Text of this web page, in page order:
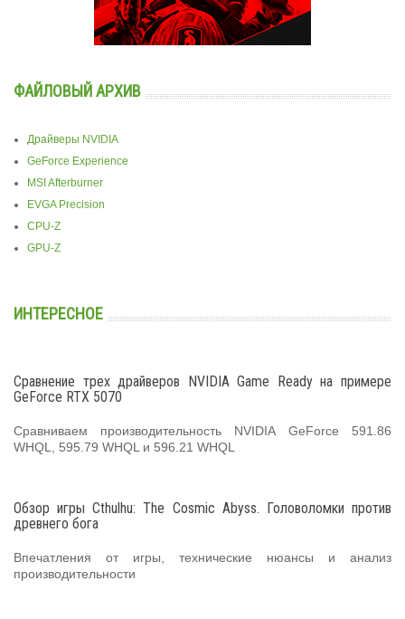
ФАЙЛОВЫЙ АРХИВ
Драйверы NVIDIA
GeForce Experience
MSI Afterburner
EVGA Precision
CPU-Z
GPU-Z
ИНТЕРЕСНОЕ
Сравнение трех драйверов NVIDIA Game Ready на примере
GeForce RTX 5070
Сравниваем производительность NVIDIA GeForce 591.86
WHQL, 595.79 WHQL и 596.21 WHQL
Обзор игры Cthulhu: The Cosmic Abyss. Головоломки против
древнего бога
Впечатления от игры, технические нюансы и анализ
производительности